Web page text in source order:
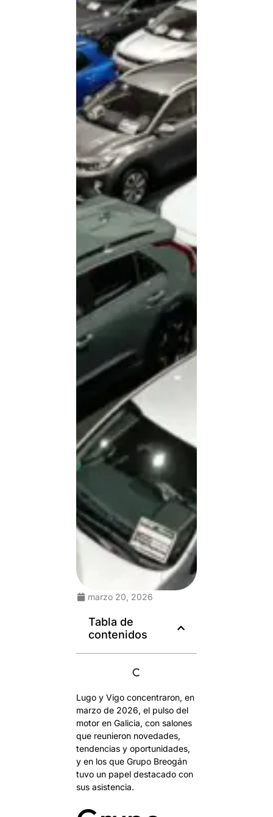
marzo 20, 2026
Tabla de
contenidos
Lugo y Vigo concentraron, en
marzo de 2026, el pulso del
motor en Galicia, con salones
que reunieron novedades,
tendencias y oportunidades,
y en los que Grupo Breogán
tuvo un papel destacado con
sus asistencia.